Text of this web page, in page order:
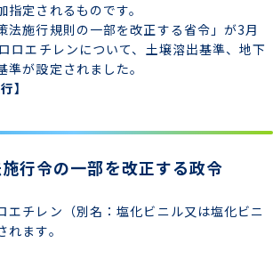
定されるものです。
施行規則の一部を改正する省令」が3月
ロエチレンについて、土壌溶出基準、地下
が設定されました。
】
行令の一部を改正する政令
エチレン（別名：塩化ビニル又は塩化ビニ
ます。